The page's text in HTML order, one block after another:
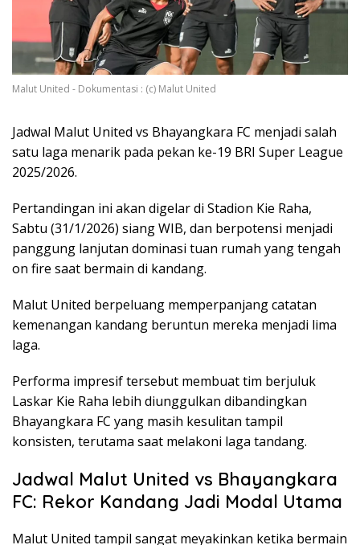
Malut United - Dokumentasi : (c) Malut United
Jadwal Malut United vs Bhayangkara FC menjadi salah
satu laga menarik pada pekan ke-19 BRI Super League
2025/2026.
Pertandingan ini akan digelar di Stadion Kie Raha,
Sabtu (31/1/2026) siang WIB, dan berpotensi menjadi
panggung lanjutan dominasi tuan rumah yang tengah
on fire saat bermain di kandang.
Malut United berpeluang memperpanjang catatan
kemenangan kandang beruntun mereka menjadi lima
laga.
Performa impresif tersebut membuat tim berjuluk
Laskar Kie Raha lebih diunggulkan dibandingkan
Bhayangkara FC yang masih kesulitan tampil
konsisten, terutama saat melakoni laga tandang.
Jadwal Malut United vs Bhayangkara
FC: Rekor Kandang Jadi Modal Utama
Malut United tampil sangat meyakinkan ketika bermain